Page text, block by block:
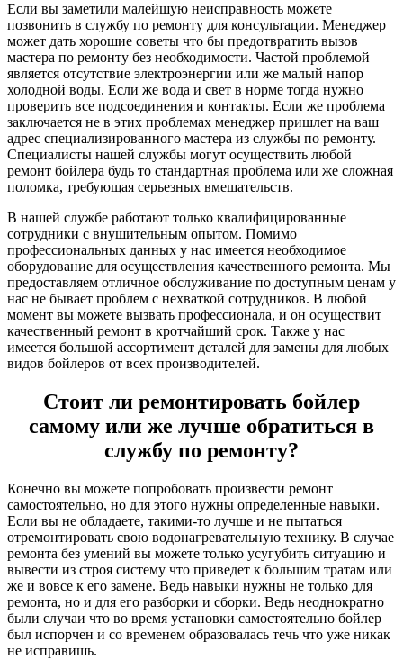
Если вы заметили малейшую неисправность можете
позвонить в службу по ремонту для консультации. Менеджер
может дать хорошие советы что бы предотвратить вызов
мастера по ремонту без необходимости. Частой проблемой
является отсутствие электроэнергии или же малый напор
холодной воды. Если же вода и свет в норме тогда нужно
проверить все подсоединения и контакты. Если же проблема
заключается не в этих проблемах менеджер пришлет на ваш
адрес специализированного мастера из службы по ремонту.
Специалисты нашей службы могут осуществить любой
ремонт бойлера будь то стандартная проблема или же сложная
поломка, требующая серьезных вмешательств.
В нашей службе работают только квалифицированные
сотрудники с внушительным опытом. Помимо
профессиональных данных у нас имеется необходимое
оборудование для осуществления качественного ремонта. Мы
предоставляем отличное обслуживание по доступным ценам у
нас не бывает проблем с нехваткой сотрудников. В любой
момент вы можете вызвать профессионала, и он осуществит
качественный ремонт в кротчайший срок. Также у нас
имеется большой ассортимент деталей для замены для любых
видов бойлеров от всех производителей.
Стоит ли ремонтировать бойлер
самому или же лучше обратиться в
службу по ремонту?
Конечно вы можете попробовать произвести ремонт
самостоятельно, но для этого нужны определенные навыки.
Если вы не обладаете, такими-то лучше и не пытаться
отремонтировать свою водонагревательную технику. В случае
ремонта без умений вы можете только усугубить ситуацию и
вывести из строя систему что приведет к большим тратам или
же и вовсе к его замене. Ведь навыки нужны не только для
ремонта, но и для его разборки и сборки. Ведь неоднократно
были случаи что во время установки самостоятельно бойлер
был испорчен и со временем образовалась течь что уже никак
не исправишь.